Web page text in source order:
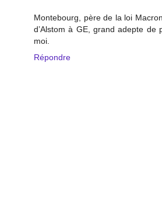
Montebourg, père de la loi
d’Alstom à GE, grand adepte de
moi.
Répondre